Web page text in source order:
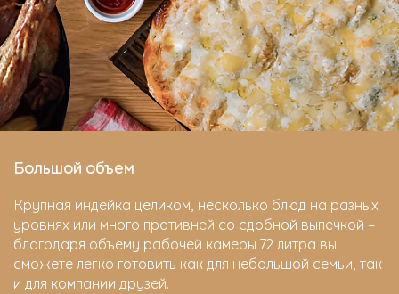
Большой объем
Крупная индейка целиком, несколько блюд на разных
уровнях или много противней со сдобной выпечкой –
благодаря объему рабочей камеры 72 литра вы
сможете легко готовить как для небольшой семьи, так
и для компании друзей.